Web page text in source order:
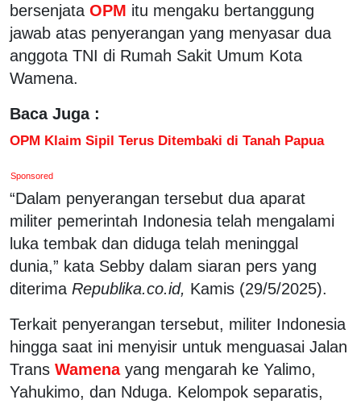
bersenjata OPM itu mengaku bertanggung
jawab atas penyerangan yang menyasar dua
anggota TNI di Rumah Sakit Umum Kota
Wamena.
Baca Juga :
OPM Klaim Sipil Terus Ditembaki di Tanah Papua
Sponsored
“Dalam penyerangan tersebut dua aparat
militer pemerintah Indonesia telah mengalami
luka tembak dan diduga telah meninggal
dunia,” kata Sebby dalam siaran pers yang
diterima Republika.co.id, Kamis (29/5/2025).
Terkait penyerangan tersebut, militer Indonesia
hingga saat ini menyisir untuk menguasai Jalan
Trans Wamena yang mengarah ke Yalimo,
Yahukimo, dan Nduga. Kelompok separatis,